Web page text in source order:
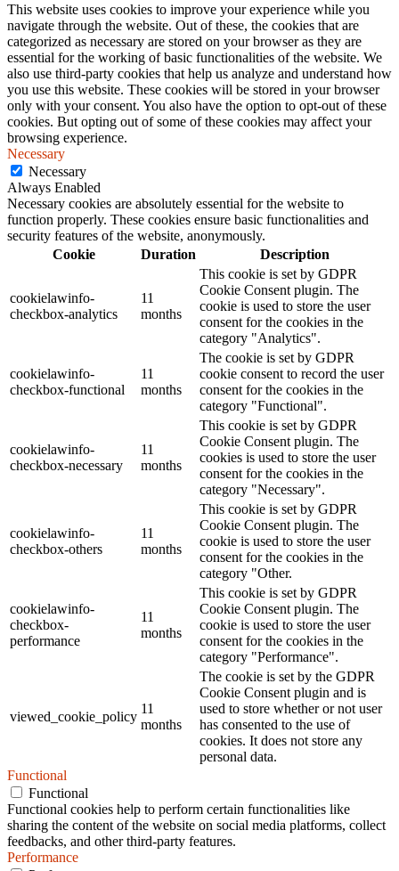
This website uses cookies to improve your experience while you
navigate through the website. Out of these, the cookies that are
categorized as necessary are stored on your browser as they are
essential for the working of basic functionalities of the website. We
also use third-party cookies that help us analyze and understand how
you use this website. These cookies will be stored in your browser
only with your consent. You also have the option to opt-out of these
cookies. But opting out of some of these cookies may affect your
browsing experience.
Necessary
Necessary
Always Enabled
Necessary cookies are absolutely essential for the website to
function properly. These cookies ensure basic functionalities and
security features of the website, anonymously.
Cookie
Duration Description
cookielawinfo-
checkbox-analytics
11
months
This cookie is set by GDPR
Cookie Consent plugin. The
cookie is used to store the user
consent for the cookies in the
category "Analytics".
cookielawinfo-
checkbox-functional
11
months
The cookie is set by GDPR
cookie consent to record the user
consent for the cookies in the
category "Functional".
cookielawinfo-
checkbox-necessary
11
months
This cookie is set by GDPR
Cookie Consent plugin. The
cookies is used to store the user
consent for the cookies in the
category "Necessary".
cookielawinfo-
checkbox-others
11
months
This cookie is set by GDPR
Cookie Consent plugin. The
cookie is used to store the user
consent for the cookies in the
category "Other.
cookielawinfo-
checkbox-
performance
11
months
This cookie is set by GDPR
Cookie Consent plugin. The
cookie is used to store the user
consent for the cookies in the
category "Performance".
viewed_cookie_policy
11
months
The cookie is set by the GDPR
Cookie Consent plugin and is
used to store whether or not user
has consented to the use of
cookies. It does not store any
personal data.
Functional
Functional
Functional cookies help to perform certain functionalities like
sharing the content of the website on social media platforms, collect
feedbacks, and other third-party features.
Performance